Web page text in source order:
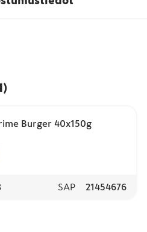
)
Burger 40x150g
SAP 21454676